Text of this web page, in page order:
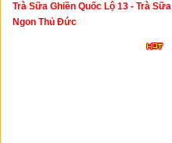
Trà Sữa Ghiền Quốc Lộ 13 - Trà Sữa
Ngon Thủ Đức